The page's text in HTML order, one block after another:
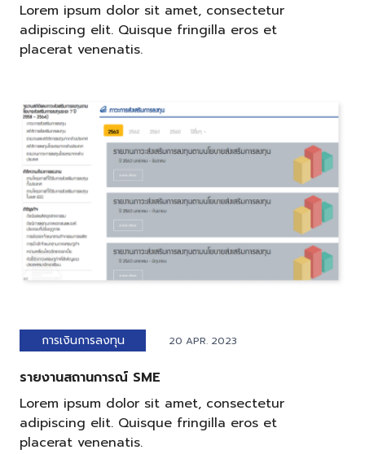
Lorem ipsum dolor sit amet, consectetur
adipiscing elit. Quisque fringilla eros et
placerat venenatis.
การเงินการลงทุน 20 APR. 2023
รายงานสถานการณ์ SME
Lorem ipsum dolor sit amet, consectetur
adipiscing elit. Quisque fringilla eros et
placerat venenatis.